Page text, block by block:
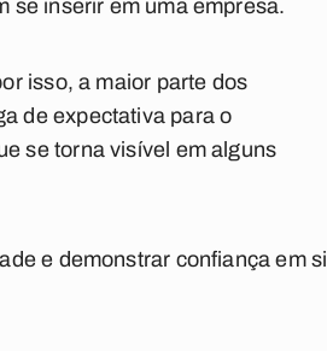
se inserir em uma empresa.
isso, a maior parte dos
de expectativa para o
se torna visível em alguns
e demonstrar confiança em si